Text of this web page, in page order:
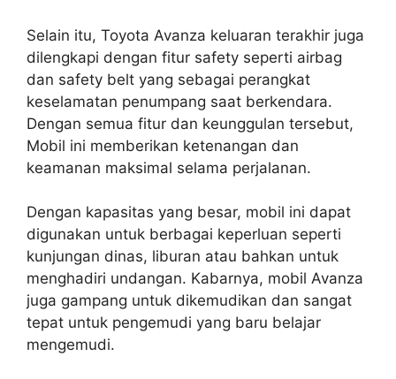
Selain itu, Toyota Avanza keluaran terakhir juga
dilengkapi dengan fitur safety seperti airbag
dan safety belt yang sebagai perangkat
keselamatan penumpang saat berkendara.
Dengan semua fitur dan keunggulan tersebut,
Mobil ini memberikan ketenangan dan
keamanan maksimal selama perjalanan.
Dengan kapasitas yang besar, mobil ini dapat
digunakan untuk berbagai keperluan seperti
kunjungan dinas, liburan atau bahkan untuk
menghadiri undangan. Kabarnya, mobil Avanza
juga gampang untuk dikemudikan dan sangat
tepat untuk pengemudi yang baru belajar
mengemudi.